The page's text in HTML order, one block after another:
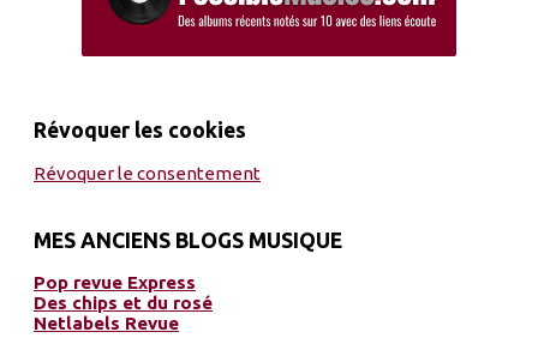
Révoquer les cookies
Révoquer le consentement
MES ANCIENS BLOGS MUSIQUE
Pop revue Express
Des chips et du rosé
Netlabels Revue